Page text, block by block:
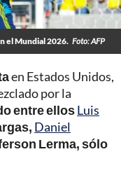
el Mundial 2026. Foto: AFP
en Estados Unidos,
por la
entre ellosLuis
Daniel
Lerma, sólo